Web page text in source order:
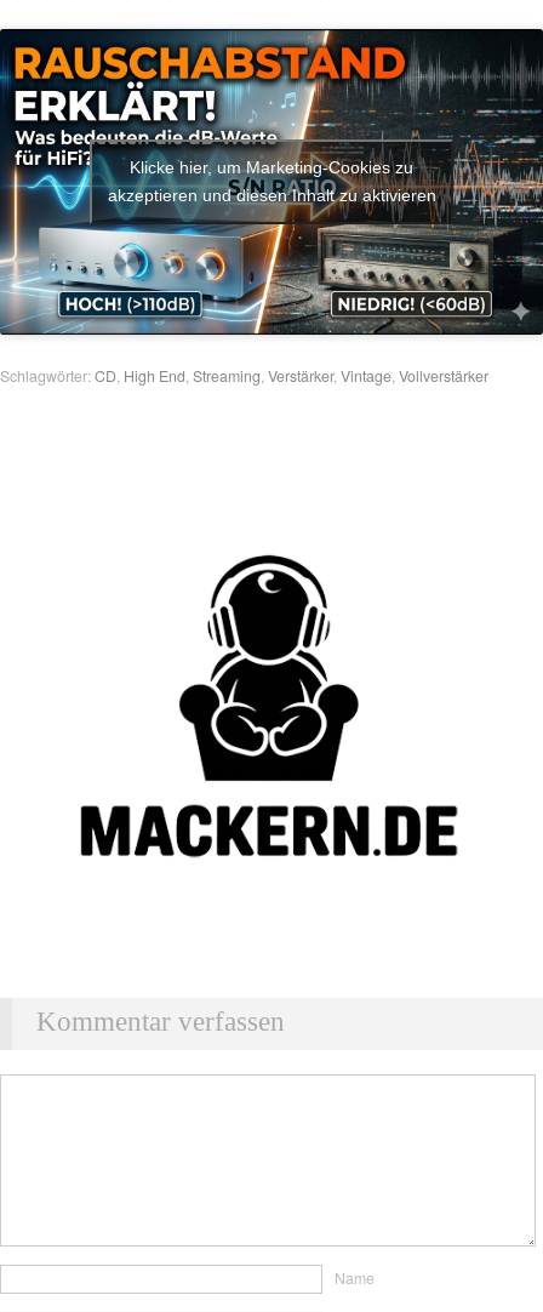
Klicke hier, um Marketing-Cookies zu
akzeptieren und diesen Inhalt zu aktivieren
Schlagwörter:CD, High End,Streaming,Verstärker,Vintage,Vollverstärker
Kommentar verfassen
Name